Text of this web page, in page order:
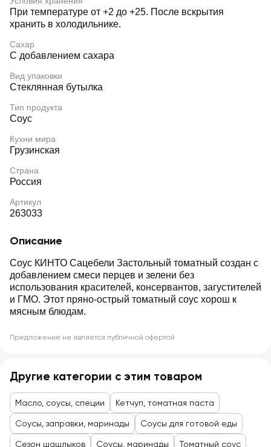
При температуре от +2 до +25. После вскрытия
хранить в холодильнике.
Сахар
С добавлением сахара
Вид упаковки
Стеклянная бутылка
Тип продукта
Соус
Кухни мира
Грузинская
Страна
Россия
Артикул
263033
Описание
Соус КИНТО Сацебели Застольный томатный создан с
добавлением смеси перцев и зелени без
использования красителей, консервантов, загустителей
и ГМО. Этот пряно-острый томатный соус хорош к
мясным блюдам.
Предложение не является публичной офертой
Другие категории с этим товаром
Масло, соусы, специи Кетчуп, томатная паста
Соусы, заправки, маринады Соусы для готовой еды
Сезон шашлыков Соусы, маринады Томатный соус